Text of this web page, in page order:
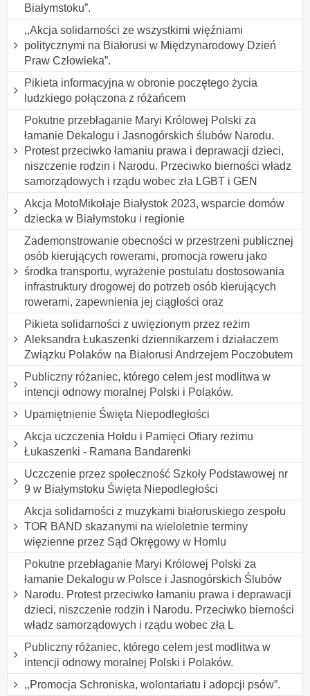
Białymstoku”.
,,Akcja solidarności ze wszystkimi więźniami
politycznymi na Białorusi w Międzynarodowy Dzień
Praw Człowieka”.
Pikieta informacyjna w obronie poczętego życia
ludzkiego połączona z różańcem
Pokutne przebłaganie Maryi Królowej Polski za
łamanie Dekalogu i Jasnogórskich ślubów Narodu.
Protest przeciwko łamaniu prawa i deprawacji dzieci,
niszczenie rodzin i Narodu. Przeciwko bierności władz
samorządowych i rządu wobec zła LGBT i GEN
Akcja MotoMikołaje Białystok 2023, wsparcie domów
dziecka w Białymstoku i regionie
Zademonstrowanie obecności w przestrzeni publicznej
osób kierujących rowerami, promocja roweru jako
środka transportu, wyrażenie postulatu dostosowania
infrastruktury drogowej do potrzeb osób kierujących
rowerami, zapewnienia jej ciągłości oraz
Pikieta solidarności z uwięzionym przez reżim
Aleksandra Łukaszenki dziennikarzem i działaczem
Związku Polaków na Białorusi Andrzejem Poczobutem
Publiczny różaniec, którego celem jest modlitwa w
intencji odnowy moralnej Polski i Polaków.
Upamiętnienie Święta Niepodległości
Akcja uczczenia Hołdu i Pamięci Ofiary reżimu
Łukaszenki - Ramana Bandarenki
Uczczenie przez społeczność Szkoły Podstawowej nr
9 w Białymstoku Święta Niepodległości
Akcja solidarności z muzykami białoruskiego zespołu
TOR BAND skazanymi na wieloletnie terminy
więzienne przez Sąd Okręgowy w Homlu
Pokutne przebłaganie Maryi Królowej Polski za
łamanie Dekalogu w Polsce i Jasnogórskich Ślubów
Narodu. Protest przeciwko łamaniu prawa i deprawacji
dzieci, niszczenie rodzin i Narodu. Przeciwko bierności
władz samorządowych i rządu wobec zła L
Publiczny różaniec, którego celem jest modlitwa w
intencji odnowy moralnej Polski i Polaków.
,,Promocja Schroniska, wolontariatu i adopcji psów”.